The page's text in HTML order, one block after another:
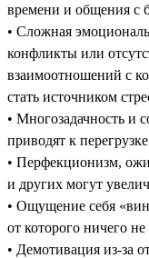
времени и общения с
• Сложная
конфликты или
взаимоотношений с
стать источником
• Многозадачность и
приводят к
• Перфекционизм,
и других могут
• Ощущение себя
от которого ничего не
• Демотивация из-за